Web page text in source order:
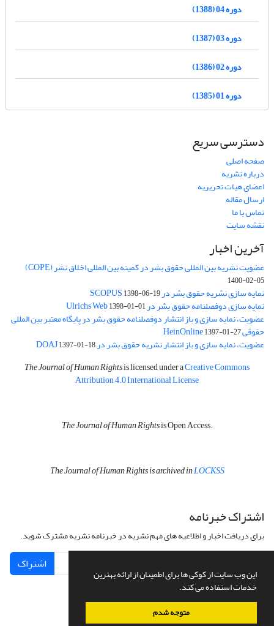
این وب سایت از کوکی ها برای اطمینان از ارائه بهترین
خدمات استفاده می کند.
متوجه شدم
دوره 04 (1388)
دوره 03 (1387)
دوره 02 (1386)
دوره 01 (1385)
دسترسی سریع
صفحه اصلی
درباره نشریه
اعضای هیات تحریریه
ارسال مقاله
تماس با ما
نقشه سایت
آخرین اخبار
عضویت نشریه بین المللی حقوق بشر در کمیته بین المللی اخلاق نشر (COPE)
1400-02-05
نمایه سازی نشریه حقوق بشر در SCOPUS1398-06-19
نمایه سازی دوفصلنامه حقوق بشر در Ulrichs Web1398-01-01
عضویت، نمایه سازی و باز انتشار دوفصلنامه حقوق بشر در پایگاه معتبر بین المللی
حقوقی HeinOnline1397-01-27
عضویت، نمایه سازی و باز انتشار نشریه حقوق بشر در DOAJ1397-01-18
The Journal of Human Rightsis licensed under aCreative Commons
Attribution 4.0 International License
The Journal of Human Rightsis Open Access.
The Journal of Human Rights is archived inLOCKSS
اشتراک خبرنامه
برای دریافت اخبار و اطلاعیه های مهم نشریه در خبرنامه نشریه مشترک شوید.
اشتراک